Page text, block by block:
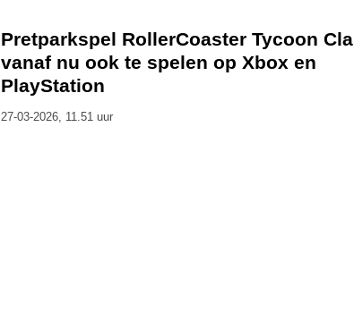
Pretparkspel RollerCoaster Tycoon
vanaf nu ook te spelen op Xbox en
PlayStation
27-03-2026, 11.51 uur